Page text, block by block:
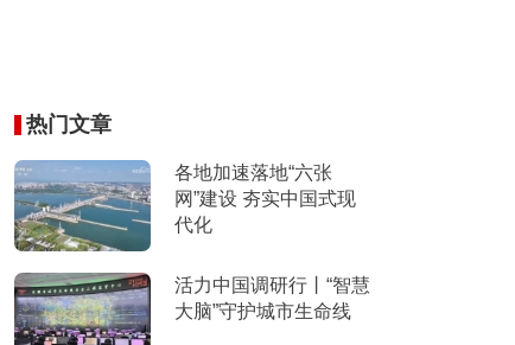
热门文章
各地加速落地“六张
网”建设 夯实中国式现
代化
活力中国调研行丨“智慧
大脑”守护城市生命线